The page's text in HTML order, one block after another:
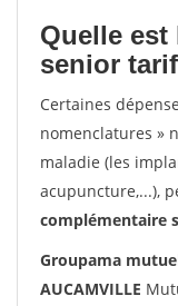
Quelle
senior
Certaines
nomenclatures »
maladie (les
acupuncture,...),
complémentaire
Groupama
AUCAMVILLE